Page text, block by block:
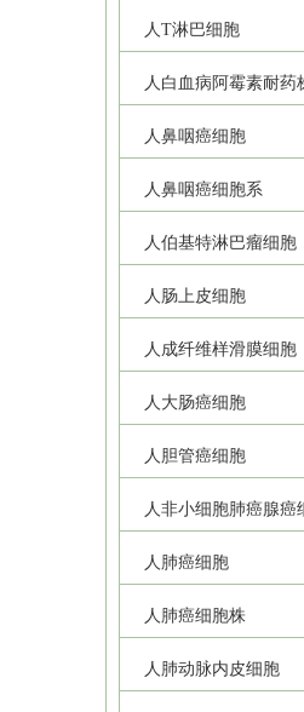
人T淋巴细胞
人白血病阿霉素耐药
人鼻咽癌细胞
人鼻咽癌细胞系
人伯基特淋巴瘤细胞
人肠上皮细胞
人成纤维样滑膜细胞
人大肠癌细胞
人胆管癌细胞
人非小细胞肺癌腺癌
人肺癌细胞
人肺癌细胞株
人肺动脉内皮细胞